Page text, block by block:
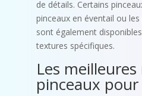
de détails. Certains
pinceaux en éventail ou
sont également
textures spécifiques.
Les
pinceaux